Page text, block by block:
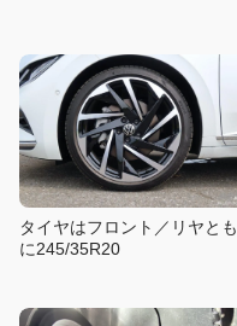
タイヤはフロント／リヤとも
に245/35R20